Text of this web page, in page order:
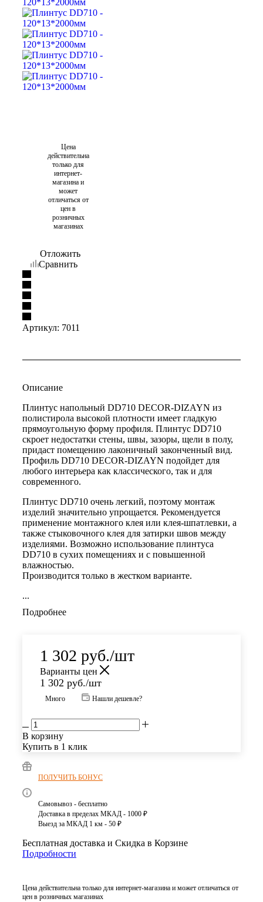
Цена
действительна
только для
интернет-
магазина и
может
отличаться от
цен в
розничных
магазинах
Отложить
Сравнить
Артикул: 7011
Описание
Плинтус напольный DD710 DECOR-DIZAYN из
полистирола высокой плотности имеет гладкую
прямоугольную форму профиля. Плинтус DD710
скроет недостатки стены, швы, зазоры, щели в полу,
придаст помещению лаконичный законченный вид.
Профиль DD710 DECOR-DIZAYN подойдет для
любого интерьера как классического, так и для
современного.
Плинтус DD710 очень легкий, поэтому монтаж
изделий значительно упрощается. Рекомендуется
применение монтажного клея или клея-шпатлевки, а
также стыковочного клея для затирки швов между
изделиями. Возможно использование плинтуса
DD710 в сухих помещениях и с повышенной
влажностью.
Производится только в жестком варианте.
...
Подробнее
1 302 руб./шт
Варианты цен
1 302 руб./шт
Много Нашли дешевле?
В корзину
Купить в 1 клик
ПОЛУЧИТЬ БОНУС
Самовывоз - бесплатно
Доставка в пределах МКАД - 1000 ₽
Выезд за МКАД 1 км - 50 ₽
Бесплатная доставка и Скидка в Корзине
Подробности
Цена действительна только для интернет-магазина и может отличаться от
цен в розничных магазинах